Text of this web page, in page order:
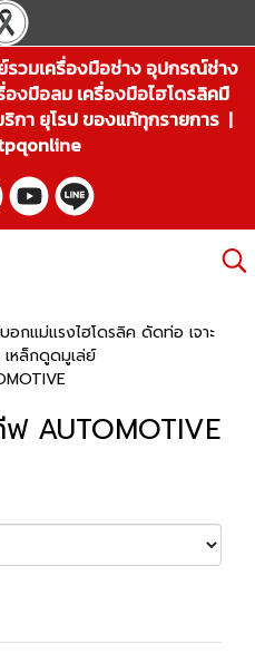
รวมเครื่องมือช่าง อุปกรณ์ช่าง
งมือลม เครื่องมือไฮโดรลิคมื
กา ยุโรป ของแท้ทุกรายการ |
อกแม่แรงไฮโดรลิค ดัดท่อ เจาะ
หล็กดูดมูเล่ย์
AUTOMOTIVE